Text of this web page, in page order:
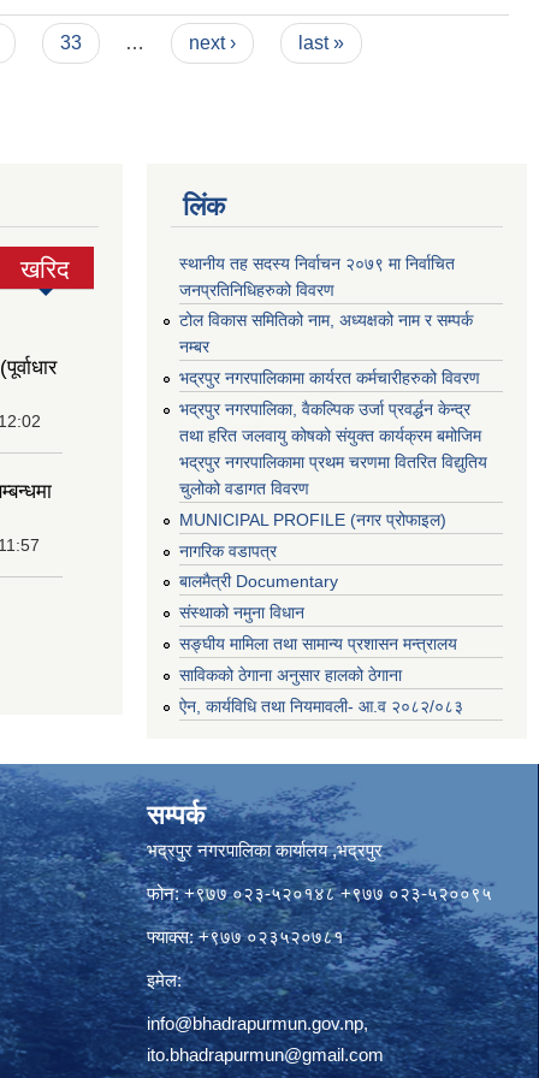
33 … next › last »
खरिद
(active
लिंक
स्थानीय तह सदस्य निर्वाचन २०७९ मा निर्वाचित
जनप्रतिनिधिहरुको विवरण
टोल विकास समितिको नाम, अध्यक्षको नाम र सम्पर्क
नम्बर
भद्रपुर नगरपालिकामा कार्यरत कर्मचारीहरुको विवरण
भद्रपुर नगरपालिका, वैकल्पिक उर्जा प्रवर्द्धन केन्द्र
तथा हरित जलवायु कोषको संयुक्त कार्यक्रम बमोजिम
भद्रपुर नगरपालिकामा प्रथम चरणमा वितरित विद्युतिय
चुलोको वडागत विवरण
MUNICIPAL PROFILE (नगर प्रोफाइल)
नागरिक वडापत्र
बालमैत्री Documentary
संस्थाको नमुना विधान
सङ्घीय मामिला तथा सामान्य प्रशासन मन्त्रालय
साविकको ठेगाना अनुसार हालको ठेगाना
ऐन, कार्यविधि तथा नियमावली- आ.व २०८२/०८३
सम्पर्क
भद्रपुर नगरपालिका कार्यालय ,भद्रपुर
फोन: +९७७ ०२३-५२०१४८ +९७७ ०२३-५२००९५
फ्याक्स: +९७७ ०२३५२०७८१
इमेल:
info@bhadrapurmun.gov.np,
ito.bhadrapurmun@gmail.com